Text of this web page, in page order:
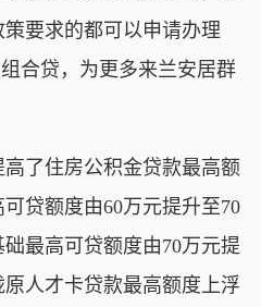
要求的都可以申请办理
合贷，为更多来兰安居群
了住房公积金贷款最高额
贷额度由60万元提升至70
最高可贷额度由70万元提
人才卡贷款最高额度上浮